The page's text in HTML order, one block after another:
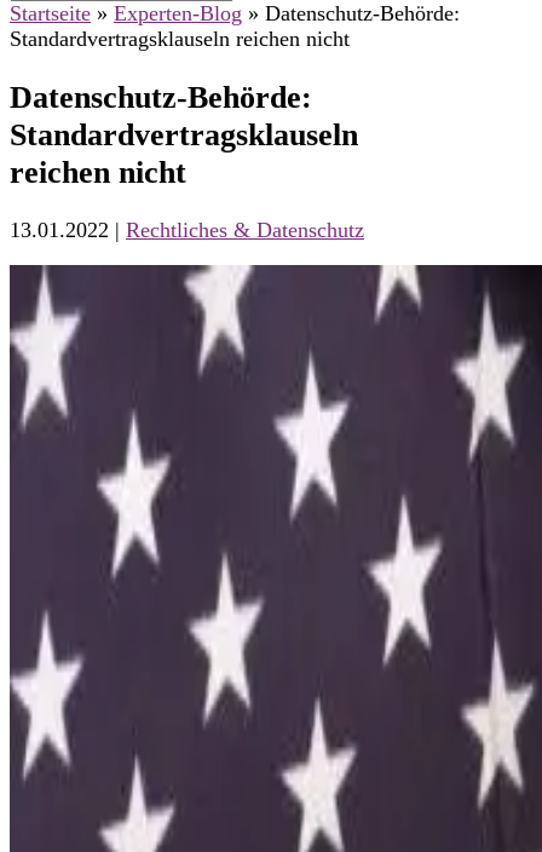
Startseite » Experten-Blog » Datenschutz-Behörde:
Standardvertragsklauseln reichen nicht
Datenschutz-Behörde:
Standardvertragsklauseln
reichen nicht
13.01.2022 | Rechtliches & Datenschutz